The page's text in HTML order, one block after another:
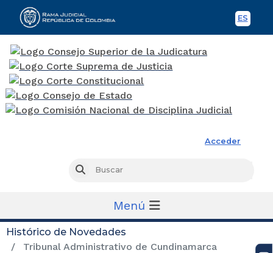
ES
Acceder
Buscar
Menú
Histórico de Novedades
Tribunal Administrativo de Cundinamarca